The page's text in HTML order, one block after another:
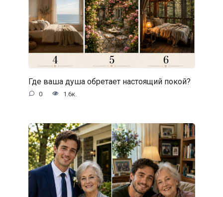
Где ваша душа обретает настоящий покой?
0 1.6к.